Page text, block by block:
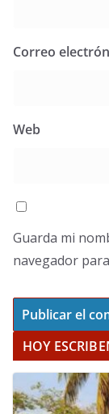
Correo
Web
Guarda mi
navegador
HOY